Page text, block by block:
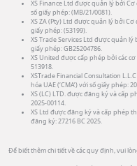
XS Finance Ltd được quản lý bởi
số giấy phép: (MB/21/0081).
XS ZA (Pty) Ltd được quản lý bởi
giấy phép: (53199).
XS Trade Services Ltd được quản
giấy phép: GB25204786.
XS United được cấp phép bởi các
513918.
XSTrade Financial Consultation
hóa UAE (‘CMA’) với số giấy phép:
XS (LC) LTD. được đăng ký và cấp
2025-00114.
XS Ltd được đăng ký và cấp phép
đăng ký: 27216 BC 2025.
Để biết thêm chi tiết về các quy định, vui